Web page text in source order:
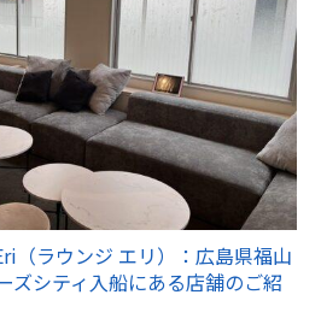
（ラウンジ エリ）：広島県福山
ズシティ入船にある店舗のご紹